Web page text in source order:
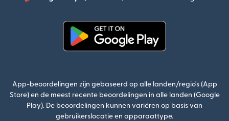
App-beoordelingen zijn gebaseerd op alle landen/regio's (App
Store) en de meest recente beoordelingen in alle landen (Google
Play). De beoordelingen kunnen variëren op basis van
gebruikerslocatie en apparaattype.